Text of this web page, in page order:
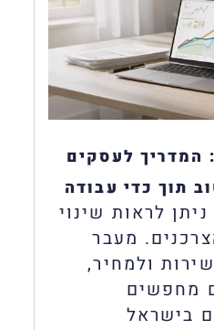
המדריך לעסקים
תוך כדי עבודה
לראות שינוי
מעבר
ולמחיר,
מחפשים
בישראל